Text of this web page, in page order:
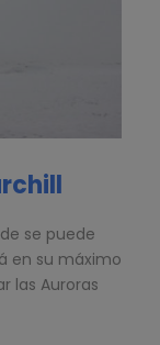
se puede
en su máximo
las Auroras